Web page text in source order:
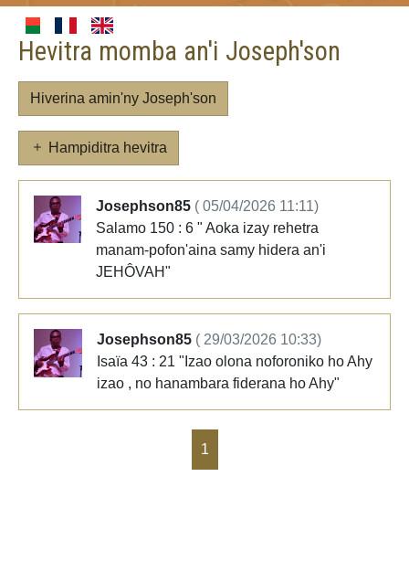
Hevitra momba an'i Joseph'son
Hiverina amin'ny Joseph'son
Hampiditra hevitra
Josephson85 ( 05/04/2026 11:11)
Salamo 150 : 6 " Aoka izay rehetra
manam-pofon'aina samy hidera an'i
JEHÔVAH"
Josephson85 ( 29/03/2026 10:33)
Isaïa 43 : 21 "Izao olona noforoniko ho Ahy
izao , no hanambara fiderana ho Ahy"
1